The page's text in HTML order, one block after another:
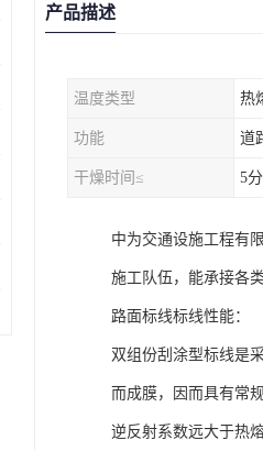
产品描述
温度类型 热
功能 道
干燥时间≤ 5
中为交通设施工程有
施工队伍，能承接各
路面标线标线性能：
双组份刮涂型标线是
而成膜，因而具有常
逆反射系数远大于热